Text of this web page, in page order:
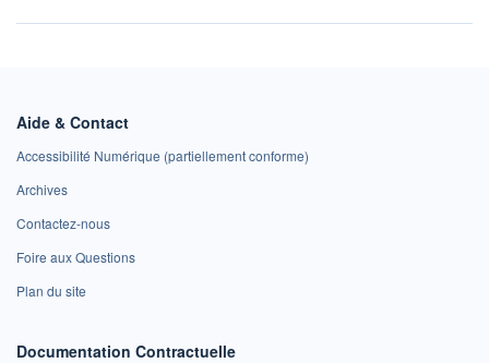
Aide & Contact
Accessibilité Numérique (partiellement conforme)
Archives
Contactez-nous
Foire aux Questions
Plan du site
Documentation Contractuelle